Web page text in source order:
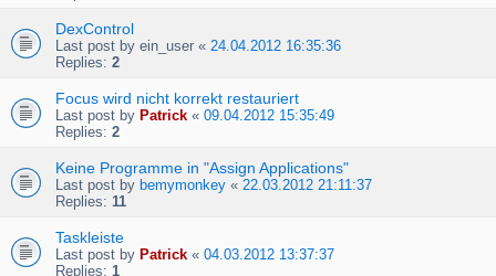
DexControl
Last post by ein_user « 24.04.2012 16:35:36
Replies: 2
Focus wird nicht korrekt restauriert
Last post by Patrick « 09.04.2012 15:35:49
Replies: 2
Keine Programme in "Assign Applications"
Last post by bemymonkey « 22.03.2012 21:11:37
Replies: 11
Taskleiste
Last post by Patrick « 04.03.2012 13:37:37
Replies: 1